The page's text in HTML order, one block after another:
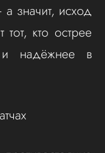
значит, исход
кто острее
и надёжнее в